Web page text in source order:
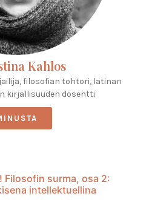
Kahlos
filosofian tohtori, latinan
kirjallisuuden dosentti
Filosofin surma, osa 2:
intellektuellina